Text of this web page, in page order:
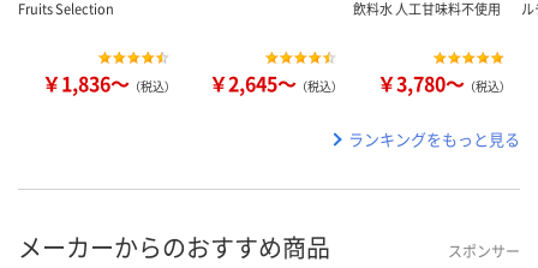
Fruits Selection
￥1,836～ （税込） ￥2,645～ （税込）
飲料水 人工甘味料不使用
￥3,780～ （税込）
ランキングをもっと見る
メーカーからのおすすめ商品 スポンサー